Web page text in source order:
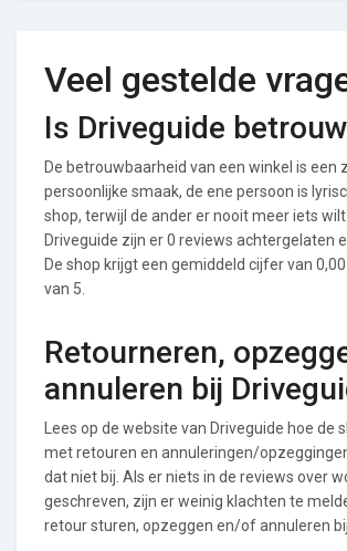
Veel gestelde
Is Driveguide
De betrouwbaarheid van een winkel is een
persoonlijke smaak, de ene persoon is
shop, terwijl de ander er nooit meer iets
Driveguide zijn er 0 reviews achtergelaten
De shop krijgt een gemiddeld cijfer van
van 5.
Retourneren,
annuleren bij
Lees op de website van Driveguide hoe de
met retouren en annuleringen/
dat niet bij. Als er niets in de reviews over
geschreven, zijn er weinig klachten te
retour sturen, opzeggen en/of annuleren bij